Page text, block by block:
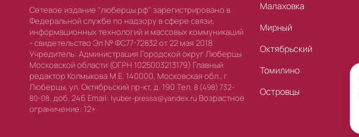
Сетевое издание "люберцы.рф" зарегистрировано в
Федеральной службе по надзору в сфере связи,
информационных технологий и массовых коммуникаций
- свидетельство Эл № ФС77-72832 от 22 мая 2018.
Учредитель: Администрация Городской округ Люберцы
Московской области (ОГРН 1025003213179) Главный
редактор Колмыкова М.Е. 140000, Московская обл., г.
Люберцы, ул. Октябрьский пр-кт, д. 190 Тел. 8 (498) 732-
80-08, доб. 246 Email: lyuber-pressa@yandex.ru Возрастное
ограничение: 12+
Малаховка
Мирный
Октябрьский
Томилино
Островцы